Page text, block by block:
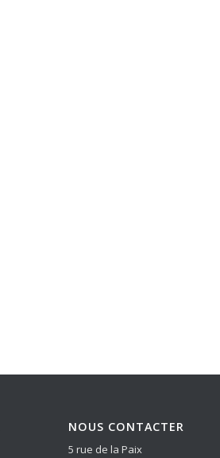
NOUS CONTACTER
5 rue de la Paix